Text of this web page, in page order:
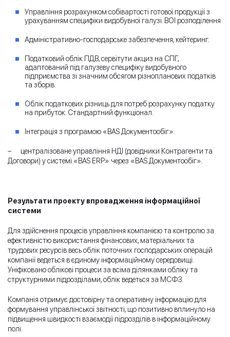
Управління розрахунком собівартості готової продукції з
урахуванням специфіки видобувної галузі. BOI розподілення
Адміністративно-господарське забезпечення, кейтеринг.
Податковий облік ПДВ, сервітути акциз на СПГ,
адаптований під галузеву специфіку видобувного
підприємства зі значним обсягом різнопланових податків
та зборів.
Облік податкових різниць для потреб розрахунку податку
на прибуток. Стандартний функціонал.
Інтеграція з програмою «BAS Документообіг»:
– централізоване управління НДІ (довідники Контрагенти та
Договори) у системі «BAS ERP» через «BAS Документообіг».
Результати проекту впровадження інформаційної
системи
Для здійснення процесів управління компанією та контролю за
ефективністю використання фінансових, матеріальних та
трудових ресурсів весь облік поточних господарських операцій
компанії ведеться в єдиному інформаційному середовищі.
Уніфіковано облікові процеси за всіма ділянками обліку та
структурними підрозділами, облік ведеться за МСФЗ.
Компанія отримує достовірну та оперативну інформацію для
формування управлінської звітності, що позитивно вплинуло на
підвищення швидкості взаємодії підрозділів в інформаційному
полі.